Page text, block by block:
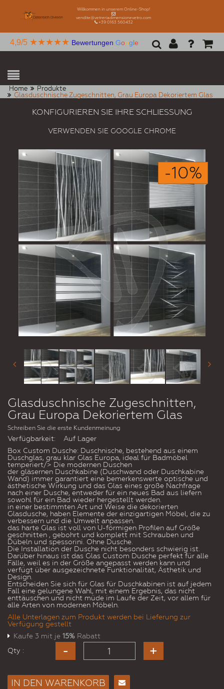
Willkommen in unserem Online-Shop!
vendite@vetreriadimensionevetro.com
+39 0163 560432
4,9/5 ★★★★★ Bewertungen Google
Home
Produkte
Glasduschnische Zugeschnitten, Grau Europa Dekoriertem Glas
KONFIGURIEREN SIE IHRE SCHLIESSUNG
VERWENDEN SIE GOOGLE CHROME
-10%
Glasduschnische Zugeschnitten,
Grau Europa Dekoriertem Glas
Schreiben Sie die erste Kundenmeinung
Verfügbarkeit:
Auf Lager
Box Custom Dusche: Duschnische, bestehend aus einem
Duschglas, grau klar Glas Europa, ideal für Badmöbel
temperiert/> Die modernen Duschen
der gläsernen Duschkabine (Duschwand oder Duschkabine
Wand) immer garantiert eine bemerkenswerte optische und
ästhetische Wirkung und das Glas eines große Nachfrage
nach einer Dusche, entweder für ein neues Bad aus liefern
sowohl für ein Bad wieder hergestellt werden.
in einer bestimmten Art und Weise die dekorierten
Glasdusche, haben Elemente der einzigartigen Möbel, die zu
verbessern und die Umwelt anpassen.
das harte Glas ist voll von U-förmigen Profilen auf Größe
geschnitten , gebohrt und komplett mit Schrauben und
Dübeln und spessorini. Ohne Dusche.
Die Installation der Dusche nicht besonders schwierig ist.
Darüber hinaus ist das Glas Custom Dusche perfekt für alle
Fälle, weil es in der Größe angepasst werden kann und
verfügt über ausgezeichnete Funktionalität, Ästhetik und
Design.
Entscheiden Sie sich für Glas für Duschkabinen ist auf jedem
Fall eine gelungene Wahl, mit einem Ergebnis, das nicht
enttäuschen und nicht müde im Laufe der Zeit, vor allem für
alle Arten von modernen Möbeln.
Alle Unterlagen zum Produkt werden bei Lieferung zur
Verfügung gestellt
Kaufe 3 mit je 15% Rabatt
Qty :
IN DEN WARENKORB